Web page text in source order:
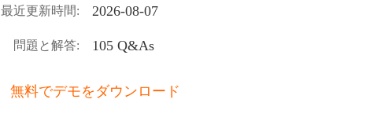
最近更新時間: 2026-08-07
問題と解答: 105 Q&As
無料でデモをダウンロード